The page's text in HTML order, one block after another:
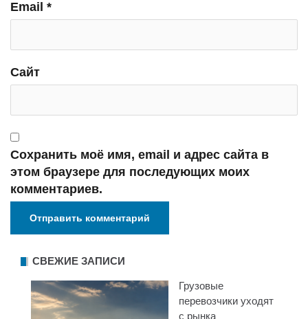
Email *
Сайт
Сохранить моё имя, email и адрес сайта в
этом браузере для последующих моих
комментариев.
СВЕЖИЕ ЗАПИСИ
Грузовые
перевозчики уходят
с рынка